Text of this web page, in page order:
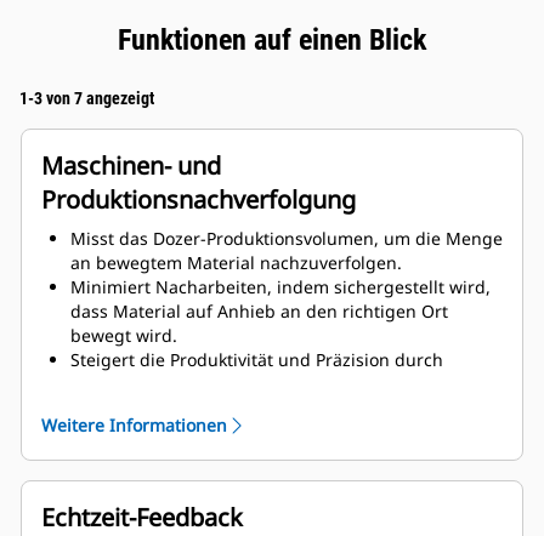
Funktionen auf einen Blick
1-3 von 7 angezeigt
Maschinen- und
Produktionsnachverfolgung
Misst das Dozer-Produktionsvolumen, um die Menge
an bewegtem Material nachzuverfolgen.
Minimiert Nacharbeiten, indem sichergestellt wird,
dass Material auf Anhieb an den richtigen Ort
bewegt wird.
Steigert die Produktivität und Präzision durch
Weitere Informationen
Echtzeit-Feedback